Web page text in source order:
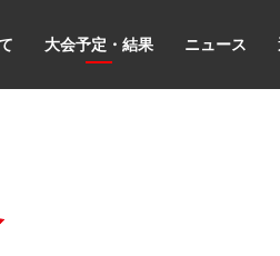
大会予定・結果 ニュース